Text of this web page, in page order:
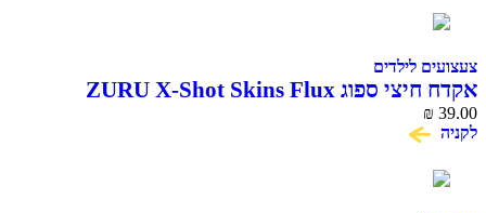
צעצועים לילדים
אקדח חיצי ספוג ZURU X-Shot Skins Flux
Graffiti
₪ 39.00
לקניה